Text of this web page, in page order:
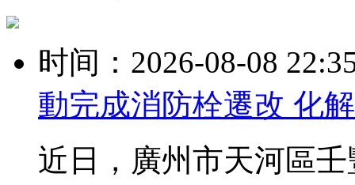
时间：2026-08-08
動完成消防栓遷改 化
近日，廣州市天河區